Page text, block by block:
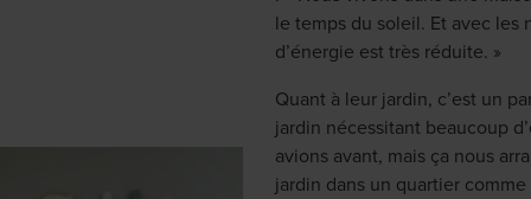
le temps du soleil. Et avec les
d’énergie est très réduite. »
Quant à leur jardin, c’est un
jardin nécessitant beaucoup
avions avant, mais ça nous
jardin dans un quartier